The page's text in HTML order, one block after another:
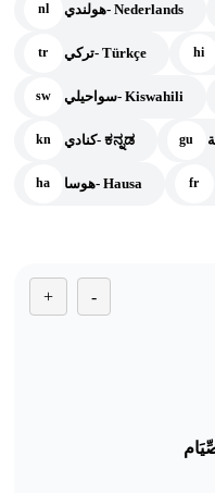
nl هولندي- Nederlands
tr تركي- Türkçe hi
sw سواحيلي- Kiswahili
kn كنادي- ಕನ್ನಡ gu
ha هوسا- Hausa fr
+ -